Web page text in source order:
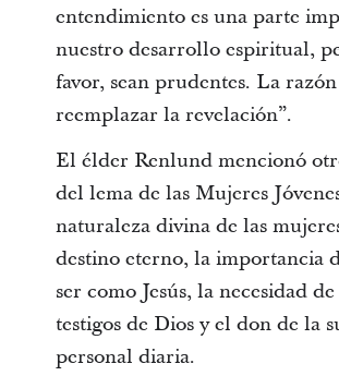
entendimiento es una parte
nuestro desarrollo espiritual,
favor, sean prudentes. La
reemplazar la revelación”.
El élder Renlund mencionó
del lema de las Mujeres
naturaleza divina de las
destino eterno, la importancia
ser como Jesús, la necesidad
testigos de Dios y el don de la
personal diaria.